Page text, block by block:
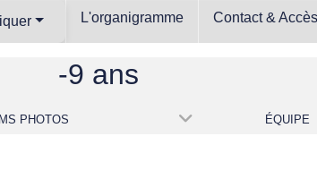
L'organigramme Contact & Accès
-9 ans
PHOTOS ÉQUIPE